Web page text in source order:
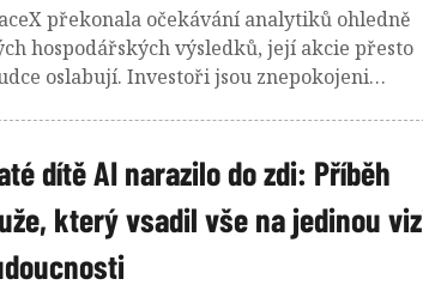
překonala očekávání analytiků ohledně
hospodářských výsledků, její akcie přesto
oslabují. Investoři jsou znepokojeni
tržby, datová centra na oběžné dráze i
expanzi Starlinku.
dítě AI narazilo do zdi: Příběh
který vsadil vše na jedinou